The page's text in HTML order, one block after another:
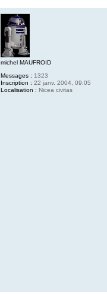
michel MAUFROID
Messages : 1323
Inscription : 22 janv. 2004, 09:05
Localisation : Nicea civitas